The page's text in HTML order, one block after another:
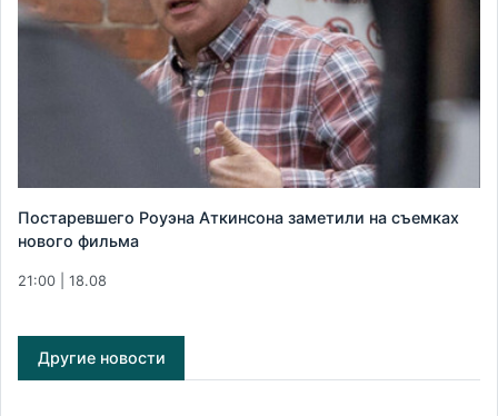
Постаревшего Роуэна Аткинсона заметили на съемках
нового фильма
21:00 | 18.08
Другие новости